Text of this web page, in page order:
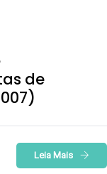
de
Leia Mais